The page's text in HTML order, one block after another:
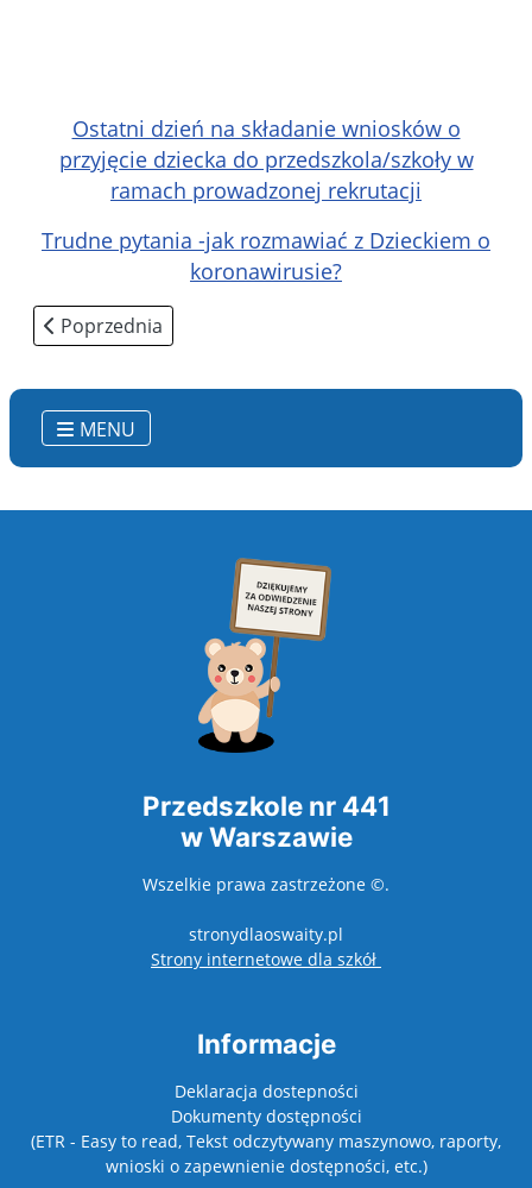
MENU
Ostatni dzień na składanie wniosków o
przyjęcie dziecka do przedszkola/szkoły w
ramach prowadzonej rekrutacji
Trudne pytania -jak rozmawiać z Dzieckiem o
koronawirusie?
Poprzednia strona: Eksperymenty z wodą
Poprzednia
Przedszkole nr 441
w Warszawie
Wszelkie prawa zastrzeżone ©.
stronydlaoswaity.pl
Strony internetowe dla szkół
Informacje
Deklaracja dostepności
Dokumenty dostępności
(ETR - Easy to read, Tekst odczytywany maszynowo, raporty,
wnioski o zapewnienie dostępności, etc.)